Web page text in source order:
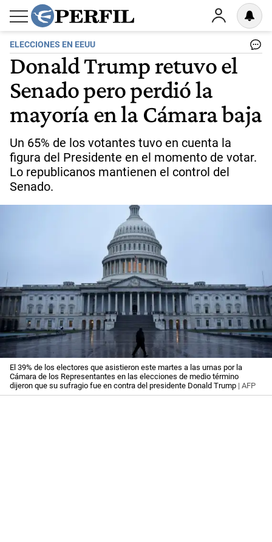
ELECCIONES EN EEUU
Donald Trump retuvo el
Senado pero perdió la
mayoría en la Cámara baja
Un 65% de los votantes tuvo en cuenta la
figura del Presidente en el momento de votar.
Lo republicanos mantienen el control del
Senado.
El 39% de los electores que asistieron este martes a las urnas por la
Cámara de los Representantes en las elecciones de medio término
dijeron que su sufragio fue en contra del presidente Donald Trump | AFP